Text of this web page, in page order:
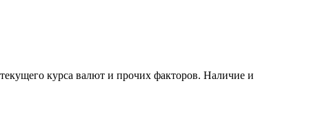
курса валют и прочих факторов. Наличие и